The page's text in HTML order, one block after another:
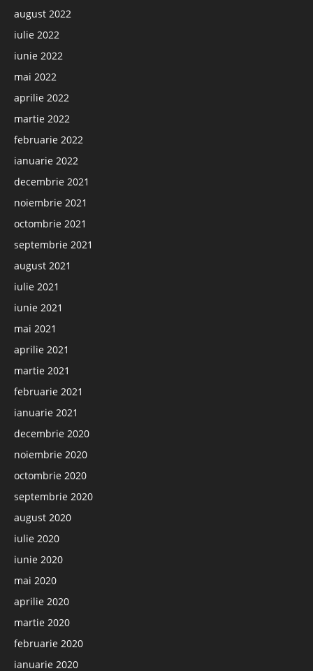
august 2022
iulie 2022
iunie 2022
mai 2022
aprilie 2022
martie 2022
februarie 2022
ianuarie 2022
decembrie 2021
noiembrie 2021
octombrie 2021
septembrie 2021
august 2021
iulie 2021
iunie 2021
mai 2021
aprilie 2021
martie 2021
februarie 2021
ianuarie 2021
decembrie 2020
noiembrie 2020
octombrie 2020
septembrie 2020
august 2020
iulie 2020
iunie 2020
mai 2020
aprilie 2020
martie 2020
februarie 2020
ianuarie 2020